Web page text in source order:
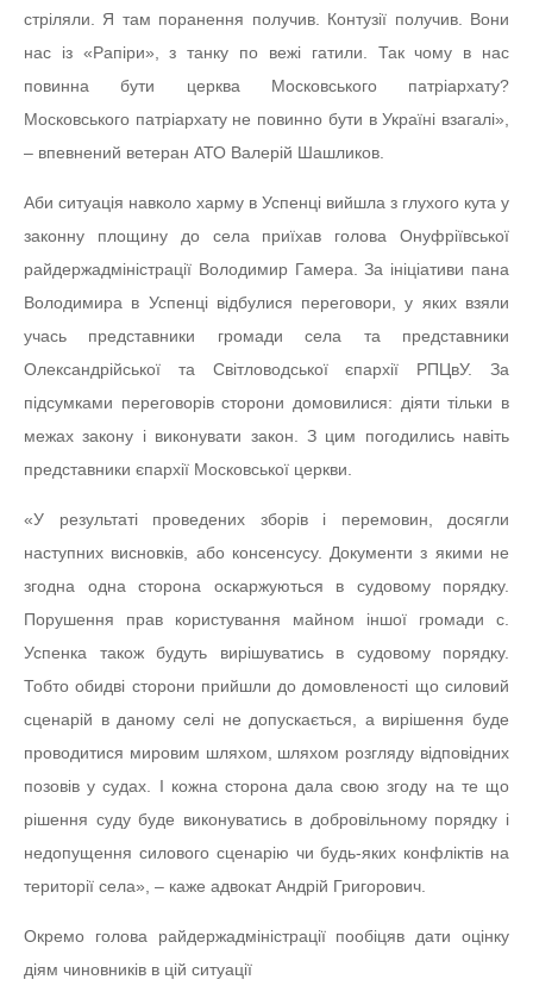
стріляли. Я там поранення получив. Контузії получив. Вони
нас із «Рапіри», з танку по вежі гатили. Так чому в нас
повинна бути церква Московського патріархату?
Московського патріархату не повинно бути в Україні взагалі»,
– впевнений ветеран АТО Валерій Шашликов.
Аби ситуація навколо харму в Успенці вийшла з глухого кута у
законну площину до села приїхав голова Онуфріївської
райдержадміністрації Володимир Гамера. За ініціативи пана
Володимира в Успенці відбулися переговори, у яких взяли
учась представники громади села та представники
Олександрійської та Світловодської єпархії РПЦвУ. За
підсумками переговорів сторони домовилися: діяти тільки в
межах закону і виконувати закон. З цим погодились навіть
представники єпархії Московської церкви.
«У результаті проведених зборів і перемовин, досягли
наступних висновків, або консенсусу. Документи з якими не
згодна одна сторона оскаржуються в судовому порядку.
Порушення прав користування майном іншої громади с.
Успенка також будуть вирішуватись в судовому порядку.
Тобто обидві сторони прийшли до домовленості що силовий
сценарій в даному селі не допускається, а вирішення буде
проводитися мировим шляхом, шляхом розгляду відповідних
позовів у судах. І кожна сторона дала свою згоду на те що
рішення суду буде виконуватись в добровільному порядку і
недопущення силового сценарію чи будь-яких конфліктів на
території села», – каже адвокат Андрій Григорович.
Окремо голова райдержадміністрації пообіцяв дати оцінку
діям чиновників в цій ситуації